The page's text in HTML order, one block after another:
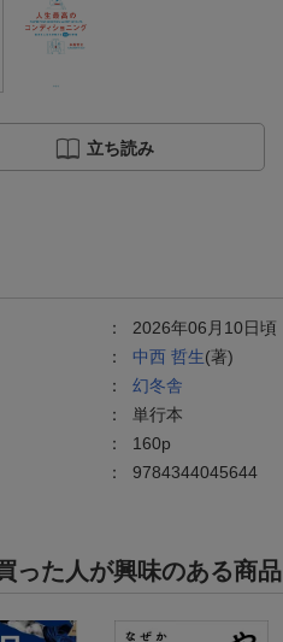
立ち読み
： 2026年06月10日頃
： 中西 哲生(著)
： 幻冬舎
： 単行本
： 160p
： 9784344045644
った人が興味のある商品